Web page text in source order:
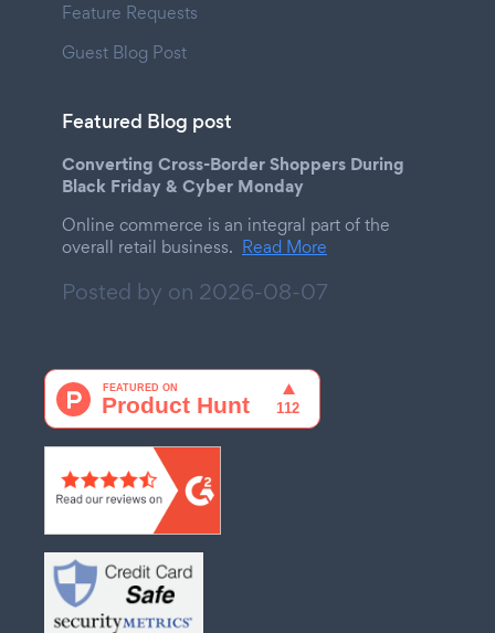
Feature Requests
Guest Blog Post
Featured Blog post
Converting Cross-Border Shoppers During
Black Friday & Cyber Monday
Online commerce is an integral part of the
overall retail business. Read More
Posted by on 2026-08-07